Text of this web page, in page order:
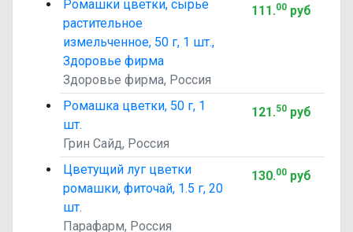
Ромашки цветки, сырье
растительное
измельченное, 50 г, 1 шт.,
Здоровье фирма
Здоровье фирма, Россия
111.00руб
Ромашка цветки, 50 г, 1
шт.
Грин Сайд, Россия
121.50руб
Цветущий луг цветки
ромашки, фиточай, 1.5 г, 20
шт.
Парафарм, Россия
130.00руб